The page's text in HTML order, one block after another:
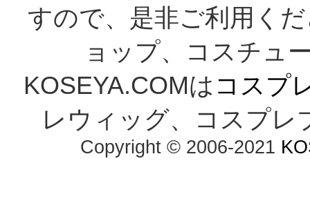
すので、是非ご利用く
ョップ、コスチュ
KOSEYA.COMは コスプ
レウィッグ、コスプレ
Copyright © 2006-2021